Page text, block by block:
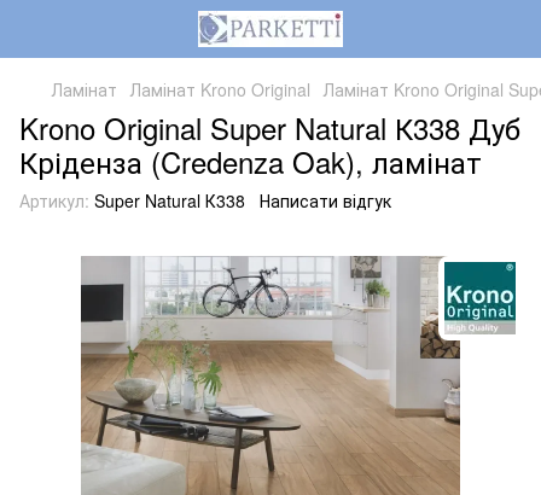
Ламінат Ламінат Krono Original Ламінат Krono Original
Krono Original Super Natural К338 Дуб
Кріденза (Credenza Oak), ламінат
Артикул: Super Natural К338 Написати відгук